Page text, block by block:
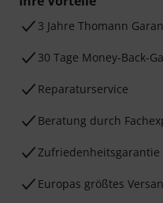
3 Jahre Thomann
30 Tage Money-Back-
Reparaturservice
Beratung durch
Zufriedenheitsgarantie
Europas größtes